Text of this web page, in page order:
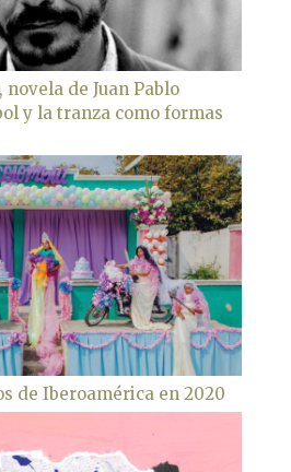
de Juan Pablo
y la tranza como formas
de Iberoamérica en 2020